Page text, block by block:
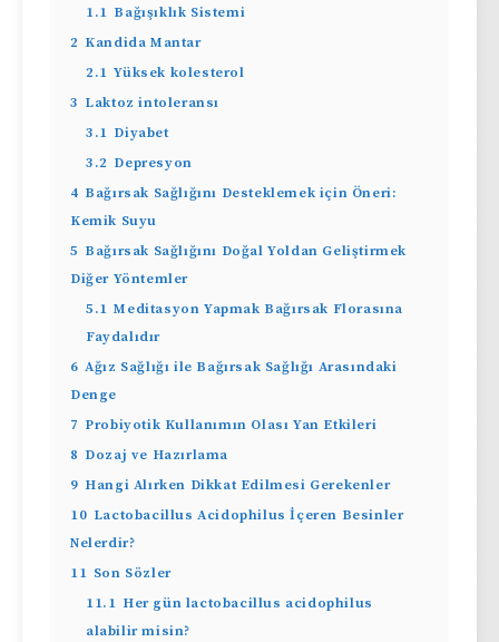
1.1 Bağışıklık Sistemi
2 Kandida Mantar
2.1 Yüksek kolesterol
3 Laktoz intoleransı
3.1 Diyabet
3.2 Depresyon
4 Bağırsak Sağlığını Desteklemek için Öneri:
Kemik Suyu
5 Bağırsak Sağlığını Doğal Yoldan Geliştirmek
Diğer Yöntemler
5.1 Meditasyon Yapmak Bağırsak Florasına
Faydalıdır
6 Ağız Sağlığı ile Bağırsak Sağlığı Arasındaki
Denge
7 Probiyotik Kullanımın Olası Yan Etkileri
8 Dozaj ve Hazırlama
9 Hangi Alırken Dikkat Edilmesi Gerekenler
10 Lactobacillus Acidophilus İçeren Besinler
Nelerdir?
11 Son Sözler
11.1 Her gün lactobacillus acidophilus
alabilir misin?